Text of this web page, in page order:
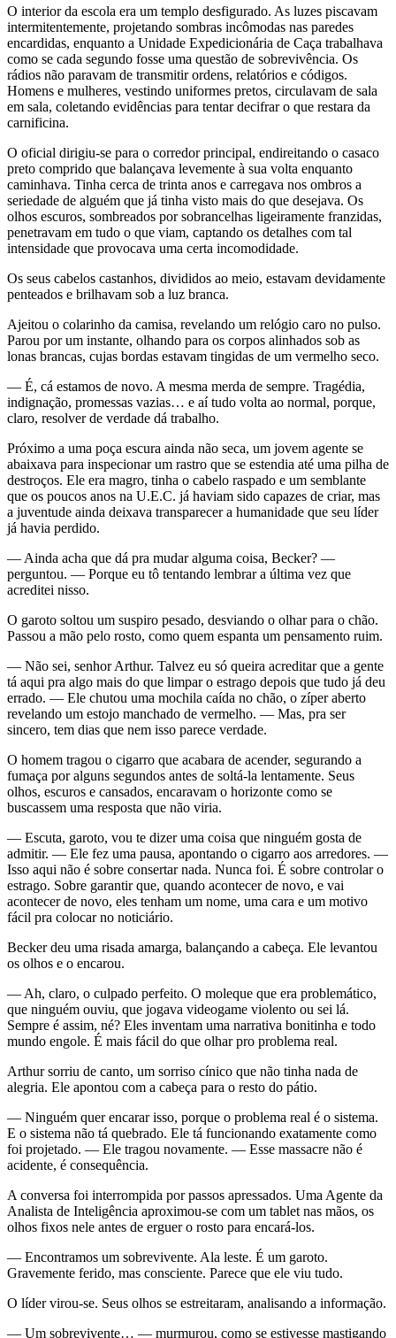
O interior da escola era um templo desfigurado. As luzes piscavam
intermitentemente, projetando sombras incômodas nas paredes
encardidas, enquanto a Unidade Expedicionária de Caça trabalhava
como se cada segundo fosse uma questão de sobrevivência. Os
rádios não paravam de transmitir ordens, relatórios e códigos.
Homens e mulheres, vestindo uniformes pretos, circulavam de sala
em sala, coletando evidências para tentar decifrar o que restara da
carnificina.
O oficial dirigiu-se para o corredor principal, endireitando o casaco
preto comprido que balançava levemente à sua volta enquanto
caminhava. Tinha cerca de trinta anos e carregava nos ombros a
seriedade de alguém que já tinha visto mais do que desejava. Os
olhos escuros, sombreados por sobrancelhas ligeiramente franzidas,
penetravam em tudo o que viam, captando os detalhes com tal
intensidade que provocava uma certa incomodidade.
Os seus cabelos castanhos, divididos ao meio, estavam devidamente
penteados e brilhavam sob a luz branca.
Ajeitou o colarinho da camisa, revelando um relógio caro no pulso.
Parou por um instante, olhando para os corpos alinhados sob as
lonas brancas, cujas bordas estavam tingidas de um vermelho seco.
— É, cá estamos de novo. A mesma merda de sempre. Tragédia,
indignação, promessas vazias… e aí tudo volta ao normal, porque,
claro, resolver de verdade dá trabalho.
Próximo a uma poça escura ainda não seca, um jovem agente se
abaixava para inspecionar um rastro que se estendia até uma pilha de
destroços. Ele era magro, tinha o cabelo raspado e um semblante
que os poucos anos na U.E.C. já haviam sido capazes de criar, mas
a juventude ainda deixava transparecer a humanidade que seu líder
já havia perdido.
— Ainda acha que dá pra mudar alguma coisa, Becker? —
perguntou. — Porque eu tô tentando lembrar a última vez que
acreditei nisso.
O garoto soltou um suspiro pesado, desviando o olhar para o chão.
Passou a mão pelo rosto, como quem espanta um pensamento ruim.
— Não sei, senhor Arthur. Talvez eu só queira acreditar que a gente
tá aqui pra algo mais do que limpar o estrago depois que tudo já deu
errado. — Ele chutou uma mochila caída no chão, o zíper aberto
revelando um estojo manchado de vermelho. — Mas, pra ser
sincero, tem dias que nem isso parece verdade.
O homem tragou o cigarro que acabara de acender, segurando a
fumaça por alguns segundos antes de soltá-la lentamente. Seus
olhos, escuros e cansados, encaravam o horizonte como se
buscassem uma resposta que não viria.
— Escuta, garoto, vou te dizer uma coisa que ninguém gosta de
admitir. — Ele fez uma pausa, apontando o cigarro aos arredores. —
Isso aqui não é sobre consertar nada. Nunca foi. É sobre controlar o
estrago. Sobre garantir que, quando acontecer de novo, e vai
acontecer de novo, eles tenham um nome, uma cara e um motivo
fácil pra colocar no noticiário.
Becker deu uma risada amarga, balançando a cabeça. Ele levantou
os olhos e o encarou.
— Ah, claro, o culpado perfeito. O moleque que era problemático,
que ninguém ouviu, que jogava videogame violento ou sei lá.
Sempre é assim, né? Eles inventam uma narrativa bonitinha e todo
mundo engole. É mais fácil do que olhar pro problema real.
Arthur sorriu de canto, um sorriso cínico que não tinha nada de
alegria. Ele apontou com a cabeça para o resto do pátio.
— Ninguém quer encarar isso, porque o problema real é o sistema.
E o sistema não tá quebrado. Ele tá funcionando exatamente como
foi projetado. — Ele tragou novamente. — Esse massacre não é
acidente, é consequência.
A conversa foi interrompida por passos apressados. Uma Agente da
Analista de Inteligência aproximou-se com um tablet nas mãos, os
olhos fixos nele antes de erguer o rosto para encará-los.
— Encontramos um sobrevivente. Ala leste. É um garoto.
Gravemente ferido, mas consciente. Parece que ele viu tudo.
O líder virou-se. Seus olhos se estreitaram, analisando a informação.
— Um sobrevivente… — murmurou, como se estivesse mastigando